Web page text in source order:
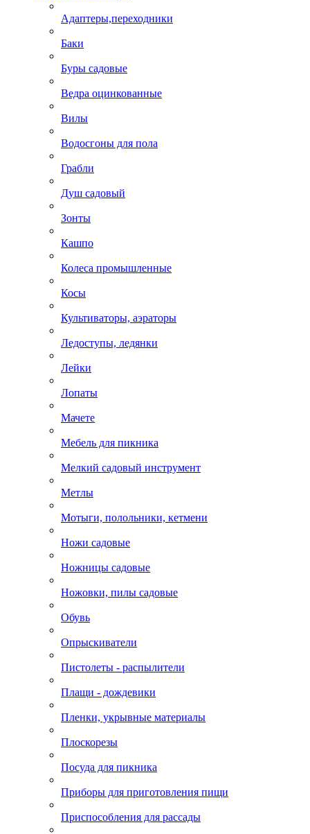
Адаптеры,переходники
Баки
Буры садовые
Ведра оцинкованные
Вилы
Водосгоны для пола
Грабли
Душ садовый
Зонты
Кашпо
Колеса промышленные
Косы
Культиваторы, аэраторы
Ледоступы, ледянки
Лейки
Лопаты
Мачете
Мебель для пикника
Мелкий садовый инструмент
Метлы
Мотыги, полольники, кетмени
Ножи садовые
Ножницы садовые
Ножовки, пилы садовые
Обувь
Опрыскиватели
Пистолеты - распылители
Плащи - дождевики
Пленки, укрывные материалы
Плоскорезы
Посуда для пикника
Приборы для приготовления пищи
Приспособления для рассады